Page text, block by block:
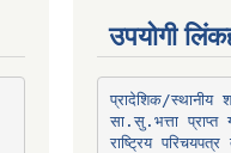
उपयोगी
प्रादेशिक/स्थानीय